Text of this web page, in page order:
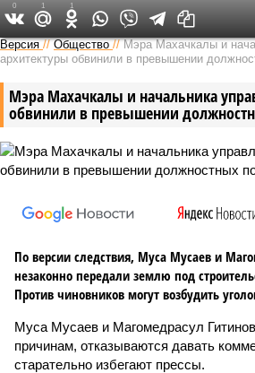
Версия на Кавказе
Версия //Общество //Мэра Махачкалы и
архитектуры обвинили в превышении
Мэра Махачкалы и начальника
обвинили в превышении
По версии следствия, Муса Мусаев и
незаконно передали землю под
Против чиновников могут возбудить
Муса Мусаев и Магомедрасул
причинам, отказываются давать
старательно избегают прессы.
0 1 1